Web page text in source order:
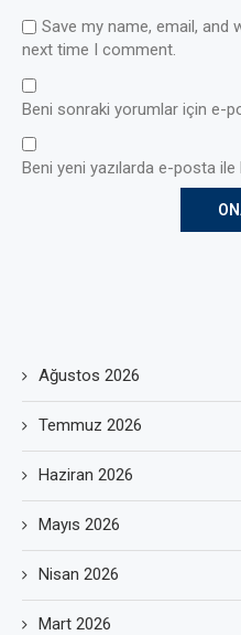
Save my name, email,
next time I comment.
Beni sonraki yorumlar için e-
Beni yeni yazılarda e-posta ile
Ağustos 2026
Temmuz 2026
Haziran 2026
Mayıs 2026
Nisan 2026
Mart 2026